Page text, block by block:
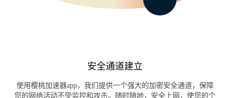
安全通道建立
使用樱桃加速器app，我们提供一个强大的加密安全通道，保障
您的网络活动不受监控和攻击。随时随地，安全上网，使您的个